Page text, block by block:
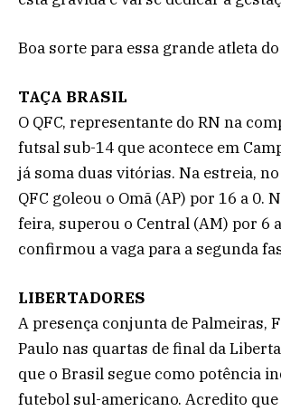
Boa sorte para essa grande atleta do
TAÇA BRASIL
O QFC, representante do RN na
futsal sub-14 que acontece em
já soma duas vitórias. Na estreia,
QFC goleou o Omã (AP) por 16 a 0.
feira, superou o Central (AM) por 6
confirmou a vaga para a segunda
LIBERTADORES
A presença conjunta de Palmeiras,
Paulo nas quartas de final da
que o Brasil segue como potência
futebol sul-americano. Acredito que